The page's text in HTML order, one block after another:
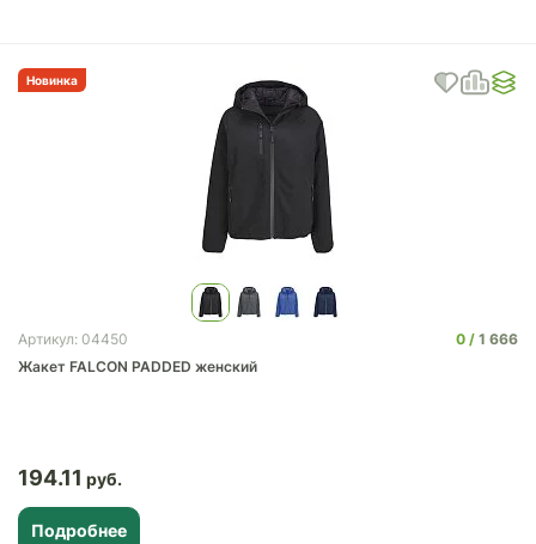
Новинка
Артикул: 04450 0
1 666
Жакет FALCON PADDED женский
194.11
Подробнее